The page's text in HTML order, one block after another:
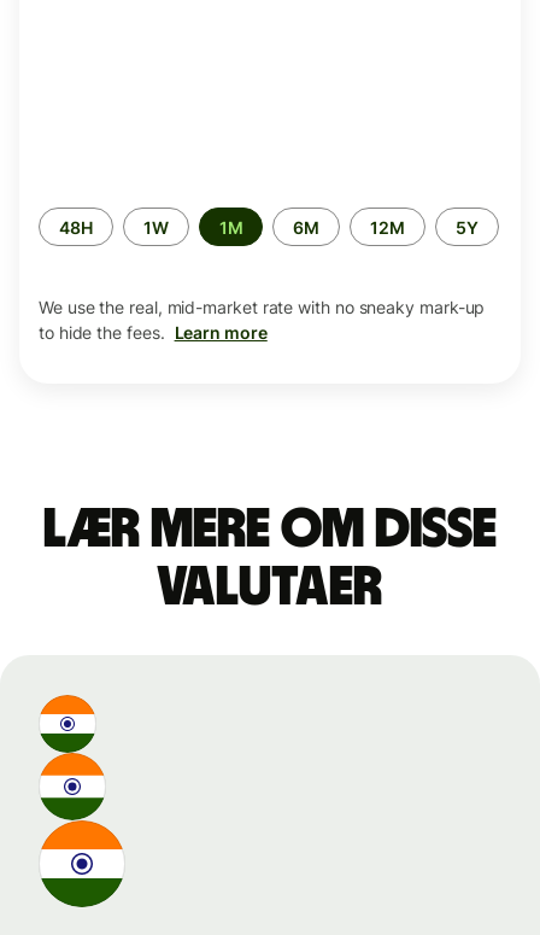
Time
period
48H 1W 1M 6M 12M 5Y
We use the real, mid-market rate with no sneaky mark-up
to hide the fees. Learn more
Lær mere om disse
valutaer